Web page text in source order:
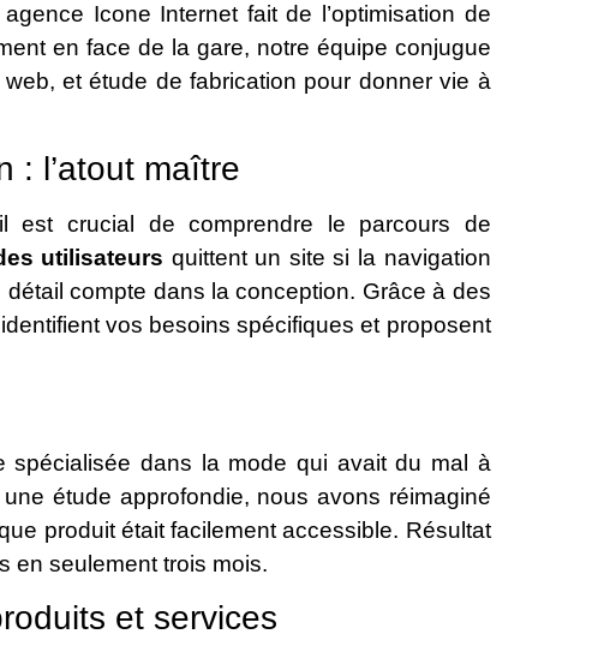
Icone Internet fait de l’optimisation de
en face de la gare, notre équipe conjugue
et étude de fabrication pour donner vie à
: l’atout maître
est crucial de comprendre le parcours de
utilisateurs quittent un site si la navigation
compte dans la conception. Grâce à des
vos besoins spécifiques et proposent
spécialisée dans la mode qui avait du mal à
étude approfondie, nous avons réimaginé
produit était facilement accessible. Résultat
en seulement trois mois.
et services